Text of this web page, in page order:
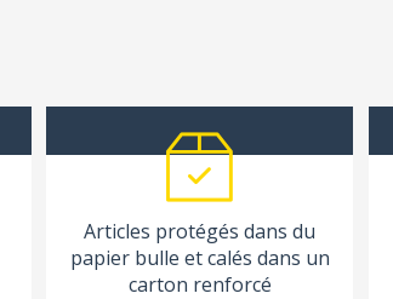
Articles protégés dans du
papier bulle et calés dans un
carton renforcé